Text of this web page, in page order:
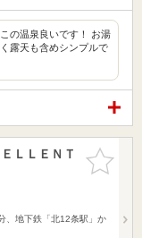
の温泉良いです！ お湯
露天も含めシンプルで
お気に入
りに追加
ＬＬＥＮＴ
、地下鉄「北12条駅」か